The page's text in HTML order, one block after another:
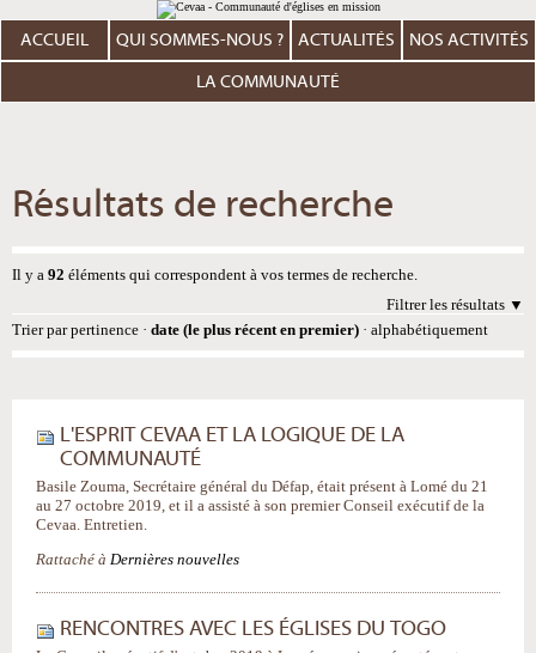
au
contenu.
Aller
personnels
ACCUEIL QUI SOMMES-NOUS ? ACTUALITÉS NOS ACTIVITÉS
LA COMMUNAUTÉ
Résultats de recherche
Il y a 92 éléments qui correspondent à vos termes de recherche.
Filtrer les résultats
Trier par pertinence · date (le plus récent en premier) · alphabétiquement
L'ESPRIT CEVAA ET LA LOGIQUE DE LA
COMMUNAUTÉ
Basile Zouma, Secrétaire général du Défap, était présent à Lomé du 21
au 27 octobre 2019, et il a assisté à son premier Conseil exécutif de la
Cevaa. Entretien.
Rattaché à Dernières nouvelles
RENCONTRES AVEC LES ÉGLISES DU TOGO